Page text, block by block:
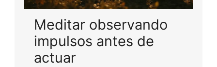
Meditar observando
impulsos antes de
actuar